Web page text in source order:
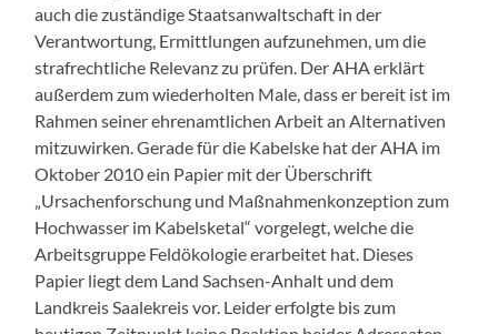
auch die zuständige Staatsanwaltschaft in der
Verantwortung, Ermittlungen aufzunehmen, um die
strafrechtliche Relevanz zu prüfen. Der AHA erklärt
außerdem zum wiederholten Male, dass er bereit ist im
Rahmen seiner ehrenamtlichen Arbeit an Alternativen
mitzuwirken. Gerade für die Kabelske hat der AHA im
Oktober 2010 ein Papier mit der Überschrift
„Ursachenforschung und Maßnahmenkonzeption zum
Hochwasser im Kabelsketal“ vorgelegt, welche die
Arbeitsgruppe Feldökologie erarbeitet hat. Dieses
Papier liegt dem Land Sachsen-Anhalt und dem
Landkreis Saalekreis vor. Leider erfolgte bis zum